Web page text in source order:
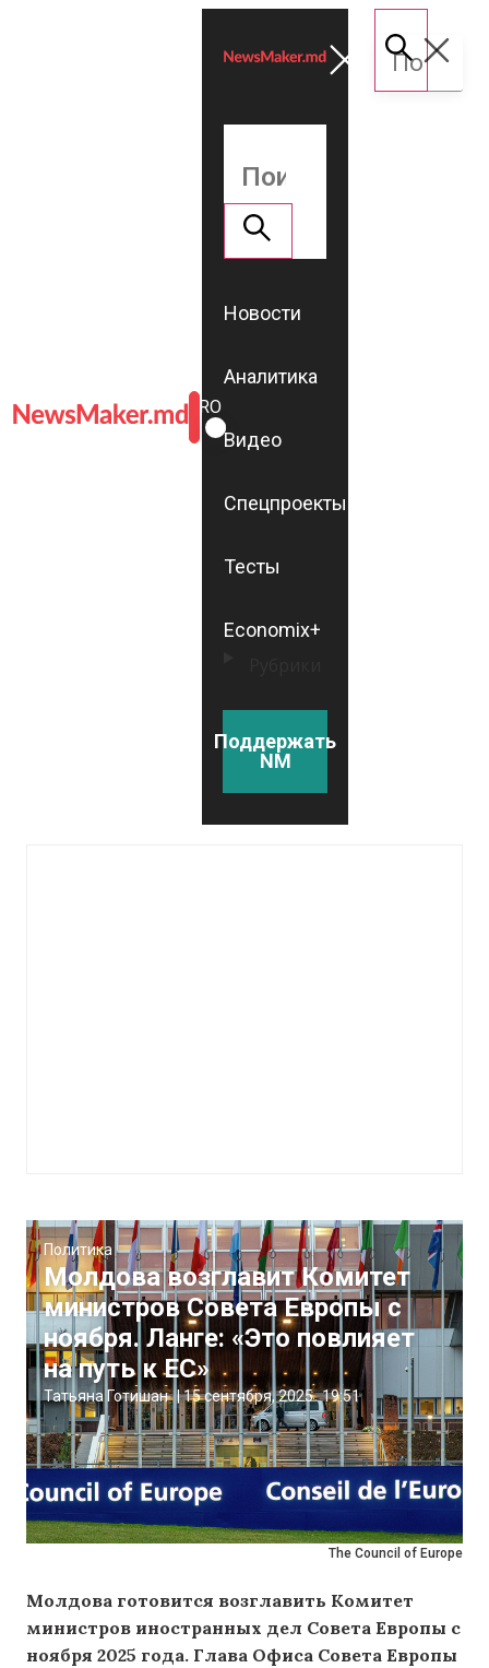
ROMÂNĂ
RU
Новости
Аналитика
Видео
Спецпроекты
Тесты
Economix+
Поддержать
NM
The Council of Europe
Политика
Молдова возглавит Комитет
министров Совета Европы с
ноября. Ланге: «Это повлияет
на путь к ЕС»
Татьяна Готишан |15 сентября, 2025 19:51
Молдова готовится возглавить Комитет
министров иностранных дел Совета Европы с
ноября 2025 года. Глава Офиса Совета Европы